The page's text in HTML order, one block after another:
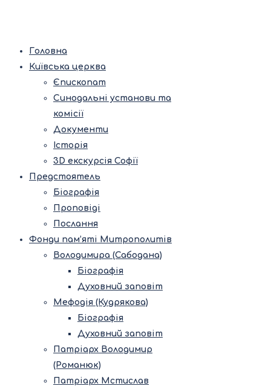
Головна
Київська церква
Єпископат
Синодальні установи та
комісії
Документи
Історія
3D екскурсія Софії
Предстоятель
Біографія
Проповіді
Послання
Фонди пам’яті Митрополитів
Володимира (Сабодана)
Біографія
Духовний заповіт
Мефодія (Кудрякова)
Біографія
Духовний заповіт
Патріарх Володимир
(Романюк)
Патріарх Мстислав